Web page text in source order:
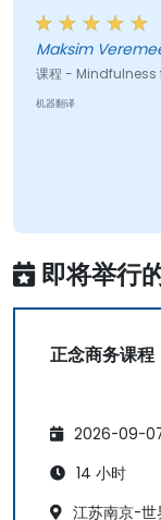
Maksim
课程 -
机器翻译
即将举行
正念商务课程
2026-09-
14 小时
江苏南京-世